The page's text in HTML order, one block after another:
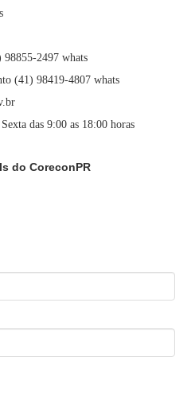
98855-2497 whats
(41) 98419-4807 whats
das 9:00 as 18:00 horas
do CoreconPR